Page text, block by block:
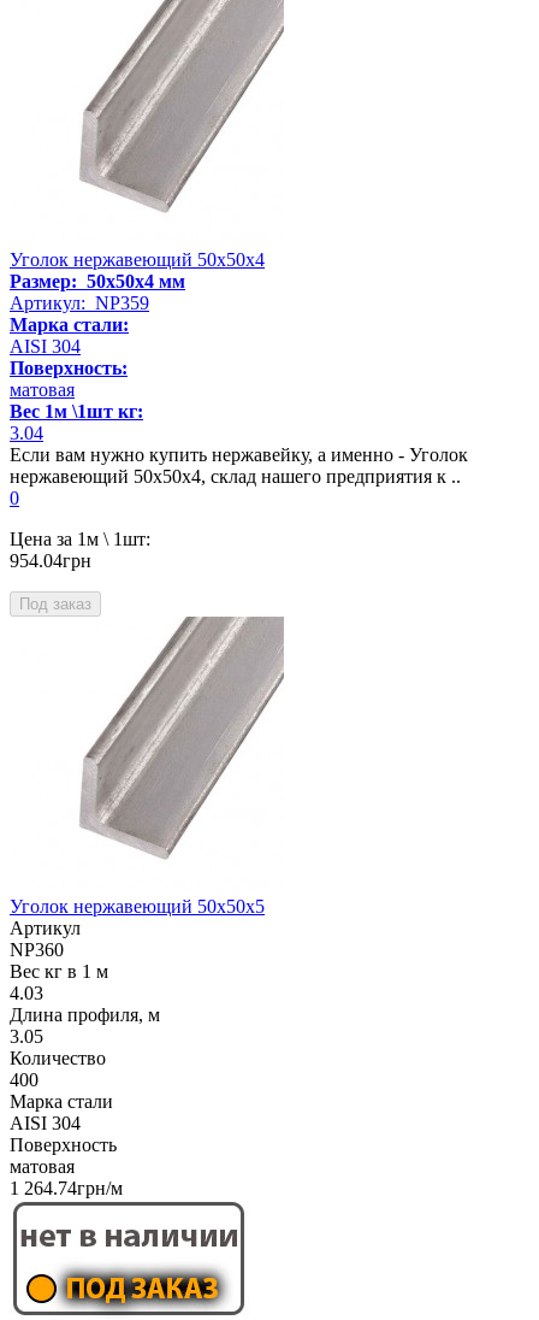
Уголок нержавеющий 50х50х4
Размер: 50х50х4 мм
Артикул: NP359
Марка стали:
AISI 304
Поверхность:
матовая
Вес 1м \1шт кг:
3.04
Если вам нужно купить нержавейку, а именно - Уголок
нержавеющий 50х50х4, склад нашего предприятия к ..
0
Цена за 1м \ 1шт:
954.04грн
Под заказ
Уголок нержавеющий 50х50х5
Артикул
NP360
Вес кг в 1 м
4.03
Длина профиля, м
3.05
Количество
400
Марка стали
AISI 304
Поверхность
матовая
1 264.74грн/м